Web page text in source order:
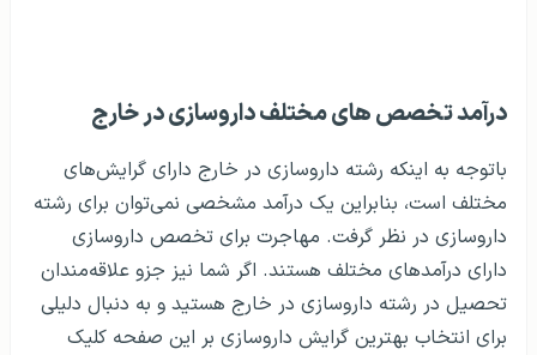
درآمد تخصص های مختلف داروسازی در خارج
باتوجه به اینکه رشته داروسازی در خارج دارای گرایش‌های
مختلف است، بنابراین یک درآمد مشخصی نمی‌توان برای رشته
داروسازی در نظر گرفت. مهاجرت برای تخصص داروسازی
دارای درآمدهای مختلف هستند. اگر شما نیز جزو علاقه‌مندان
تحصیل در رشته داروسازی در خارج هستید و به دنبال دلیلی
برای انتخاب بهترین گرایش داروسازی بر این صفحه کلیک